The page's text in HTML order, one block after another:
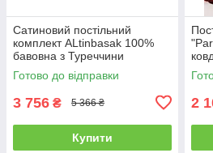
Сатиновий постільний
комплект ALtinbasak 100%
бавовна з Туреччини
двоспальний - євро
Готово до відправки
3 756 ₴ 5 366 ₴
Купити
2